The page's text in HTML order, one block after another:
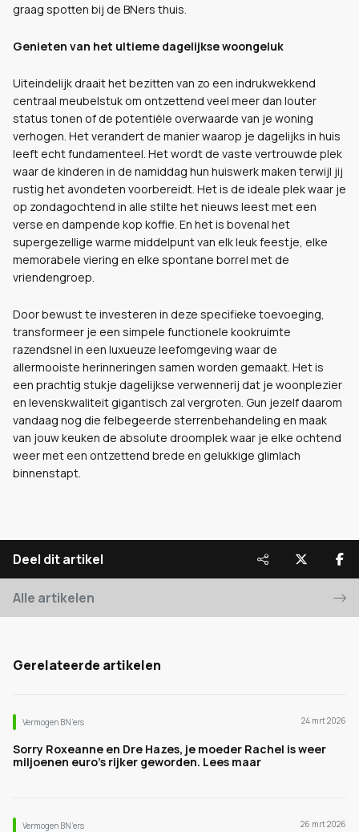
graag spotten bij de BNers thuis.
Genieten van het ultieme dagelijkse woongeluk
Uiteindelijk draait het bezitten van zo een indrukwekkend
centraal meubelstuk om ontzettend veel meer dan louter
status tonen of de potentiële overwaarde van je woning
verhogen. Het verandert de manier waarop je dagelijks in huis
leeft echt fundamenteel. Het wordt de vaste vertrouwde plek
waar de kinderen in de namiddag hun huiswerk maken terwijl jij
rustig het avondeten voorbereidt. Het is de ideale plek waar je
op zondagochtend in alle stilte het nieuws leest met een
verse en dampende kop koffie. En het is bovenal het
supergezellige warme middelpunt van elk leuk feestje, elke
memorabele viering en elke spontane borrel met de
vriendengroep.
Door bewust te investeren in deze specifieke toevoeging,
transformeer je een simpele functionele kookruimte
razendsnel in een luxueuze leefomgeving waar de
allermooiste herinneringen samen worden gemaakt. Het is
een prachtig stukje dagelijkse verwennerij dat je woonplezier
en levenskwaliteit gigantisch zal vergroten. Gun jezelf daarom
vandaag nog die felbegeerde sterrenbehandeling en maak
van jouw keuken de absolute droomplek waar je elke ochtend
weer met een ontzettend brede en gelukkige glimlach
binnenstapt.
Deel dit artikel
Alle artikelen
Gerelateerde artikelen
Vermogen BN’ers 24 mrt 2026
Sorry Roxeanne en Dre Hazes, je moeder Rachel is weer
miljoenen euro's rijker geworden. Lees maar
Vermogen BN’ers 26 mrt 2026